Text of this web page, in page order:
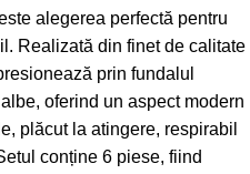
alegerea perfectă pentru
Realizată din finet de calitate
prin fundalul
oferind un aspect modern
plăcut la atingere, respirabil
conține 6 piese, fiind